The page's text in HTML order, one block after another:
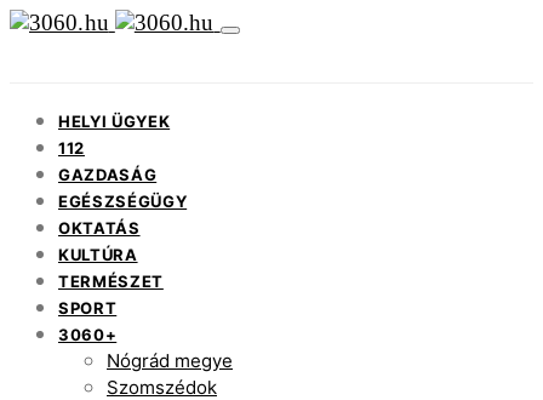
HELYI ÜGYEK
112
GAZDASÁG
EGÉSZSÉGÜGY
OKTATÁS
KULTÚRA
TERMÉSZET
SPORT
3060+
Nógrád megye
Szomszédok